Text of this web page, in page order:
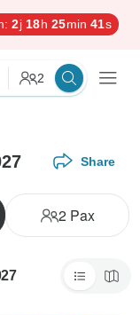
2j 18h 25min 39s
2
Share
2Pax